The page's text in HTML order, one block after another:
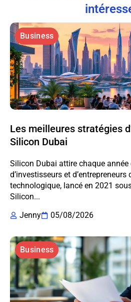
Business
Les meilleures stratégies
Silicon Dubai
Silicon Dubai attire chaque
d’investisseurs et
technologique, lancé en 2021
Silicon...
Jenny
05/08/2026
Business